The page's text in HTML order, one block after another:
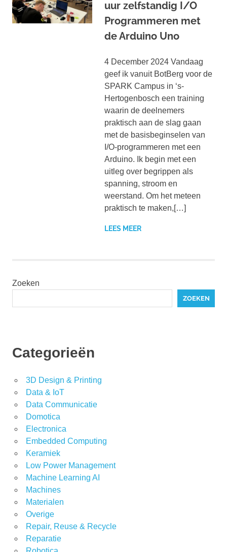
uur zelfstandig I/O
Programmeren met
de Arduino Uno
4 December 2024 Vandaag
geef ik vanuit BotBerg voor de
SPARK Campus in ‘s-
Hertogenbosch een training
waarin de deelnemers
praktisch aan de slag gaan
met de basisbeginselen van
I/O-programmeren met een
Arduino. Ik begin met een
uitleg over begrippen als
spanning, stroom en
weerstand. Om het meteen
praktisch te maken,[…]
LEES MEER
Zoeken
ZOEKEN
Categorieën
3D Design & Printing
Data & IoT
Data Communicatie
Domotica
Electronica
Embedded Computing
Keramiek
Low Power Management
Machine Learning AI
Machines
Materialen
Overige
Repair, Reuse & Recycle
Reparatie